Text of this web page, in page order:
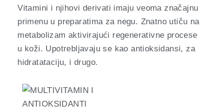
Vitamini i njihovi derivati imaju veoma značajnu
primenu u preparatima za negu. Znatno utiču na
metabolizam aktivirajući regenerativne procese
u koži. Upotrebljavaju se kao antioksidansi, za
hidratataciju, i drugo.